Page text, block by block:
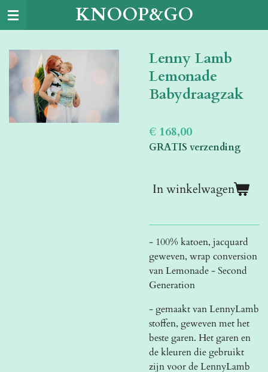
Ga
de
hoofdinhoud
KNOOP&GO
Lenny Lamb
Lemonade
Babydraagzak
€ 168,00
GRATIS verzending
In winkelwagen
- 100% katoen, jacquard
geweven, wrap conversion
van Lemonade - Second
Generation
- gemaakt van LennyLamb
stoffen, geweven met het
beste garen. Het garen en
de kleuren die gebruikt
zijn voor de LennyLamb